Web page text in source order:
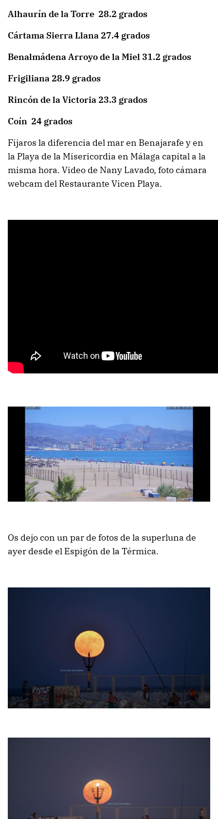
Alhaurín de la Torre 28.2 grados
Cártama Sierra Llana 27.4 grados
Benalmádena Arroyo de la Miel 31.2 grados
Frigiliana 28.9 grados
Rincón de la Victoria 23.3 grados
Coín 24 grados
Fijaros la diferencia del mar en Benajarafe y en
la Playa de la Misericordia en Málaga capital a la
misma hora. Video de Nany Lavado, foto cámara
webcam del Restaurante Vicen Playa.
Os dejo con un par de fotos de la superluna de
ayer desde el Espigón de la Térmica.